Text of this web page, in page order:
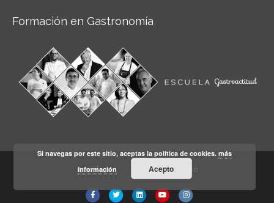
Formación en Gastronomía
Aviso legal Condiciones de Uso
FacebookTwitterLinkedinYoutubeInstagram
Si navegas por este sitio, aceptas la política de cookies.más
información
Acepto